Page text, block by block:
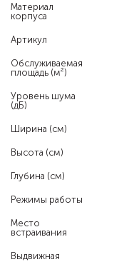
Материал
корпуса
Артикул
Обслуживаемая
площадь (м²)
Уровень шума
(дБ)
Ширина (см)
Высота (см)
Глубина (см)
Режимы работы
Место
встраивания
Выдвижная